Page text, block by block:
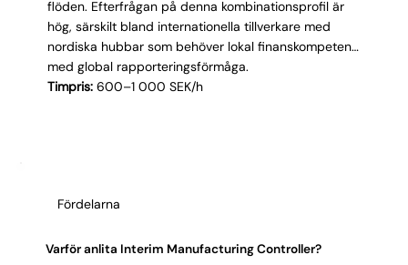
flöden. Efterfrågan på denna kombinationsprofil är
hög, särskilt bland internationella tillverkare med
nordiska hubbar som behöver lokal finanskompetens
med global rapporteringsförmåga.
Timpris:600–1 000 SEK/h
Fördelarna
Varför anlita Interim Manufacturing Controller?